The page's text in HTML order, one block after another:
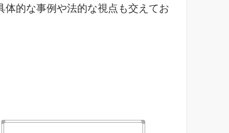
的な事例や法的な視点も交えてお